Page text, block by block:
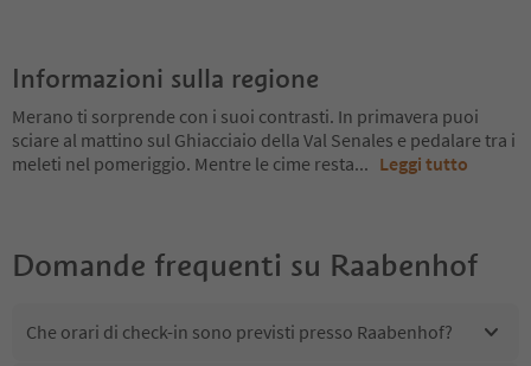
Informazioni sulla regione
Merano ti sorprende con i suoi contrasti. In primavera puoi
sciare al mattino sul Ghiacciaio della Val Senales e pedalare tra i
meleti nel pomeriggio. Mentre le cime resta... Leggi tutto
Domande frequenti su Raabenhof
Che orari di check-in sono previsti presso Raabenhof?